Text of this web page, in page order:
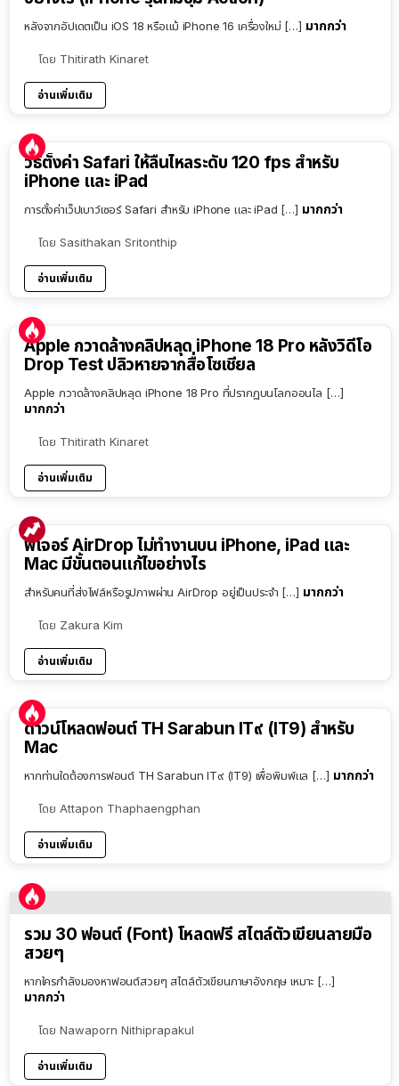
หลังจากอัปเดตเป็น iOS 18 หรือแม้ iPhone 16 เครื่องใหม่ […] มากกว่า
โดย Thitirath Kinaret
อ่านเพิ่มเติม
วิธีตั้งค่า Safari ให้ลื่นไหลระดับ 120 fps สำหรับ
iPhone และ iPad
การตั้งค่าเว็ปเบาว์เซอร์ Safari สำหรับ iPhone และ iPad […] มากกว่า
โดย Sasithakan Sritonthip
อ่านเพิ่มเติม
Apple กวาดล้างคลิปหลุด iPhone 18 Pro หลังวิดีโอ
Drop Test ปลิวหายจากสื่อโซเชียล
Apple กวาดล้างคลิปหลุด iPhone 18 Pro ที่ปรากฏบนโลกออนไล […]
มากกว่า
โดย Thitirath Kinaret
อ่านเพิ่มเติม
ฟีเจอร์ AirDrop ไม่ทำงานบน iPhone, iPad และ
Mac มีขั้นตอนแก้ไขอย่างไร
สำหรับคนที่ส่งไฟล์หรือรูปภาพผ่าน AirDrop อยู่เป็นประจำ […] มากกว่า
โดย Zakura Kim
อ่านเพิ่มเติม
ดาวน์โหลดฟอนต์ TH Sarabun IT๙ (IT9) สำหรับ
Mac
หากท่านใดต้องการฟอนต์ TH Sarabun IT๙ (IT9) เพื่อพิมพ์แล […] มากกว่า
โดย Attapon Thaphaengphan
อ่านเพิ่มเติม
รวม 30 ฟอนต์ (Font) โหลดฟรี สไตล์ตัวเขียนลายมือ
สวยๆ
หากใครกำลังมองหาฟอนต์สวยๆ สไตล์ตัวเขียนภาษาอังกฤษ เหมาะ […]
มากกว่า
โดย Nawaporn Nithiprapakul
อ่านเพิ่มเติม